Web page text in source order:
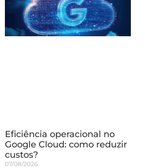
Eficiência operacional no
Google Cloud: como reduzir
custos?
07/08/2026